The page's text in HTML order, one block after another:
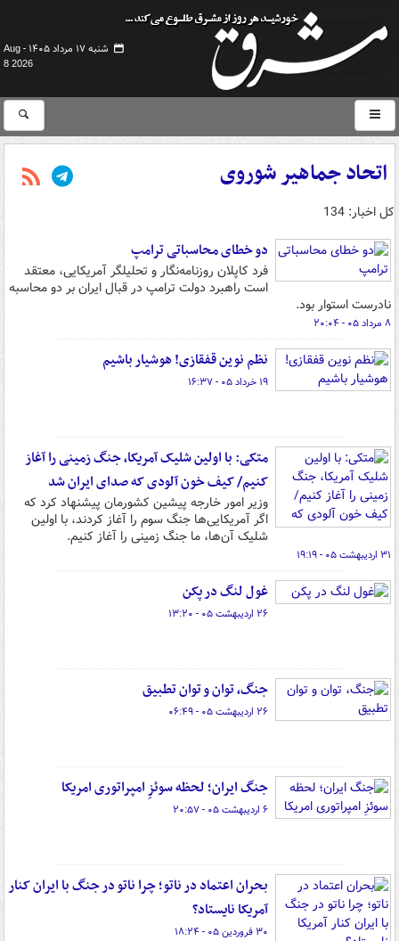
شنبه ۱۷ مرداد ۱۴۰۵ -
Aug
8 2026
اتحاد جماهیر شوروی
کل اخبار: 134
دو خطای محاسباتی ترامپ
فرد کاپلان روزنامه‌نگار و تحلیلگر آمریکایی، معتقد
است راهبرد دولت ترامپ در قبال ایران بر دو محاسبه
نادرست استوار بود.
۸ مرداد ۰۵ - ۲۰:۰۴
نظم نوین قفقازی! هوشیار باشیم
۱۹ خرداد ۰۵ - ۱۶:۳۷
متکی: با اولین شلیک آمریکا، جنگ زمینی را آغاز
کنیم/ کیف خون آلودی که صدای ایران شد
وزیر امور خارجه پیشین کشورمان پیشنهاد کرد که
اگر آمریکایی‌ها جنگ سوم را آغاز کردند، با اولین
شلیک آن‌ها، ما جنگ زمینی را آغاز کنیم.
۳۱ اردیبهشت ۰۵ - ۱۹:۱۹
غول لنگ در پکن
۲۶ اردیبهشت ۰۵ - ۱۳:۲۰
جنگ، توان و توان تطبیق
۲۶ اردیبهشت ۰۵ - ۰۶:۴۹
جنگ ایران؛ لحظه سوئزِ امپراتوری امریکا
۶ اردیبهشت ۰۵ - ۲۰:۵۷
بحران اعتماد در ناتو؛ چرا ناتو در جنگ با ایران کنار
آمریکا نایستاد؟
۳۰ فروردین ۰۵ - ۱۸:۲۴